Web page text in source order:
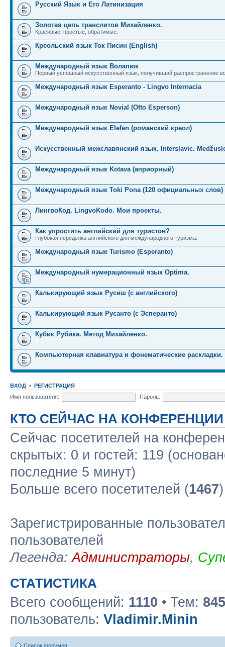
Русский Язык и Его Латинизация
Золотая цепь транслитов Михайленко.
Красивые, простые, обратимые.
Креольский язык Ток Писин (English)
Международный язык Волапюк
Первый успешный искусственный язык, получивший распространение
Международный язык Esperanto - Lingvo Internacia
Международный язык Novial (Otto Esperson)
Международный язык Elefen (романский креол)
Искусственный межславянский язык. Interslavic.
Международный язык Kotava (априорный)
Международный язык Toki Pona (120 официальных слов)
ЛингвоКод. LingvoKodo. Мои проекты.
Как упростить английский для туристов?
Глубокая переделка английского для международного туризма.
Международный язык Turismo (Esperanto)
Международный нумерационный язык Optima.
Калькирующий язык Русиш (с английского)
Калькирующий язык Русанто (с Эсперанто)
Кубик Рубика. Метод Михайленко.
Компьютерная клавиатура и фонематические раскладки.
ВХОД • РЕГИСТРАЦИЯ
Имя пользователя:
Пароль:
КТО СЕЙЧАС НА КОНФЕРЕНЦИИ
Сейчас посетителей на
скрытых: 0 и гостей: 119
последние 5 минут)
Больше всего посетителей (1467
Зарегистрированные
пользователей
Легенда:Администраторы,
СТАТИСТИКА
Всего сообщений: 1110 • Тем: 845
пользователь: Vladimir.Minin
Список форумов